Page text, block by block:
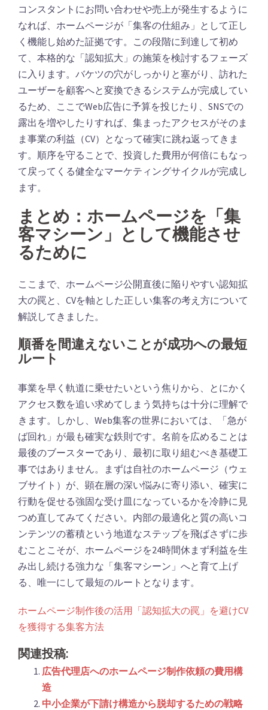
コンスタントにお問い合わせや売上が発生するように
なれば、ホームページが「集客の仕組み」として正し
く機能し始めた証拠です。この段階に到達して初め
て、本格的な「認知拡大」の施策を検討するフェーズ
に入ります。バケツの穴がしっかりと塞がり、訪れた
ユーザーを顧客へと変換できるシステムが完成してい
るため、ここでWeb広告に予算を投じたり、SNSでの
露出を増やしたりすれば、集まったアクセスがそのま
ま事業の利益（CV）となって確実に跳ね返ってきま
す。順序を守ることで、投資した費用が何倍にもなっ
て戻ってくる健全なマーケティングサイクルが完成し
ます。
まとめ：ホームページを「集
客マシーン」として機能させ
るために
ここまで、ホームページ公開直後に陥りやすい認知拡
大の罠と、CVを軸とした正しい集客の考え方について
解説してきました。
順番を間違えないことが成功への最短
ルート
事業を早く軌道に乗せたいという焦りから、とにかく
アクセス数を追い求めてしまう気持ちは十分に理解で
きます。しかし、Web集客の世界においては、「急が
ば回れ」が最も確実な鉄則です。名前を広めることは
最後のブースターであり、最初に取り組むべき基礎工
事ではありません。まずは自社のホームページ（ウェ
ブサイト）が、顕在層の深い悩みに寄り添い、確実に
行動を促せる強固な受け皿になっているかを冷静に見
つめ直してみてください。内部の最適化と質の高いコ
ンテンツの蓄積という地道なステップを飛ばさずに歩
むことこそが、ホームページを24時間休まず利益を生
み出し続ける強力な「集客マシーン」へと育て上げ
る、唯一にして最短のルートとなります。
ホームページ制作後の活用「認知拡大の罠」を避けCV
を獲得する集客方法
関連投稿:
広告代理店へのホームページ制作依頼の費用構
造
中小企業が下請け構造から脱却するための戦略